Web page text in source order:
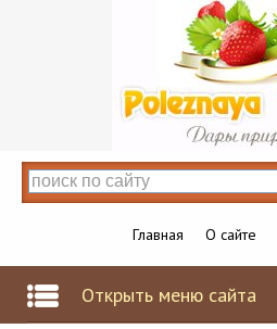
Главная О сайте
Открыть меню сайта